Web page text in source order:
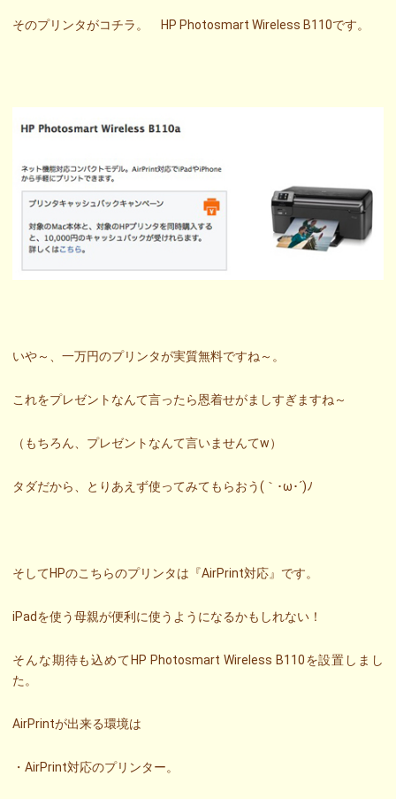
そのプリンタがコチラ。 HP Photosmart Wireless B110です。
いや～、一万円のプリンタが実質無料ですね～。
これをプレゼントなんて言ったら恩着せがましすぎますね～
（もちろん、プレゼントなんて言いませんてw）
タダだから、とりあえず使ってみてもらおう(｀･ω･´)ﾉ
そしてHPのこちらのプリンタは『AirPrint対応』です。
iPadを使う母親が便利に使うようになるかもしれない！
そんな期待も込めてHP Photosmart Wireless B110を設置しまし
た。
AirPrintが出来る環境は
・AirPrint対応のプリンター。